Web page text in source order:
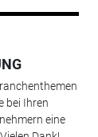
bei Ihren
eine